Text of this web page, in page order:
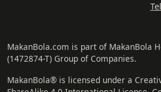
MakanBola.com is part of MakanBola
(1472874-T) Group of Companies.
MakanBola® is licensed under a